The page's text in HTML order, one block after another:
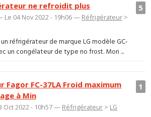
5
ne refroidit plus
Le 04 Nov 2022 - 19h06 — Réfrigérateur >
réfrigérateur de marque LG modèle GC-
un congélateur de type no frost. Mon ...
1
Fagor FC-37LA Froid maximum
à Min
Oct 2022 - 10h57 — Réfrigérateur > LG